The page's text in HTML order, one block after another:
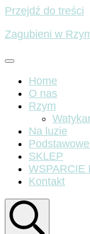
Przejdź do treści
Zagubieni w
Home
O nas
Rzym
Na luzie
SKLEP
WSPARCIE
Kontakt